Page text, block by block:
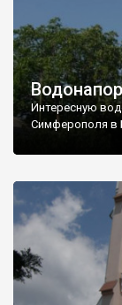
Интересную
Симферополя в